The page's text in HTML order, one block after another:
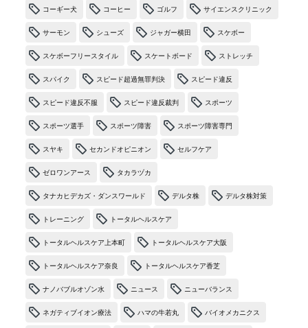
コーギー犬 コーヒー ゴルフ サイエンスクリニック
サーモン シューズ ジャガー横田 スケボー
スケボーフリースタイル スケートボード ストレッチ
スパイク スピード超過無罪判決 スピード違反
スピード違反不服 スピード違反裁判 スポーツ
スポーツ選手 スポーツ障害 スポーツ障害専門
スヤキ セカンドオピニオン セルフケア
ゼロワンアース タカラヅカ
タナカヒデカズ・ダンスワールド デルタ株 デルタ株対策
トレーニング トータルヘルスケア
トータルヘルスケア上本町 トータルヘルスケア大阪
トータルヘルスケア奈良 トータルヘルスケア香芝
ナノバブルオゾン水 ニュース ニューバランス
ネガティブイオン療法 ハマの牛若丸 バイオメカニクス